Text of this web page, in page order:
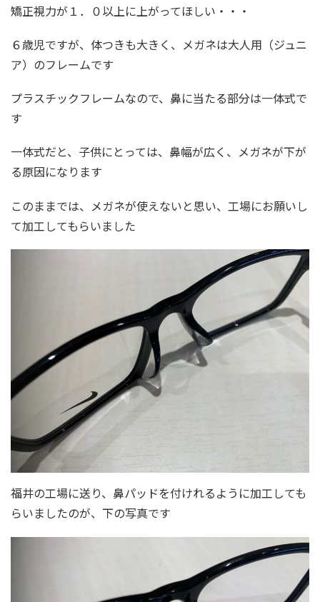
矯正視力が１．０以上に上がってほしい・・・
６歳児ですが、体つきも大きく、メガネは大人用（ジュニ
ア）のフレームです
プラスチックフレームなので、鼻に当たる部分は一体式で
す
一体式だと、子供にとっては、鼻幅が広く、メガネが下が
る原因になります
このままでは、メガネが使えないと思い、工場にお願いし
て加工してもらいました
福井の工場に送り、鼻パッドを付けれるように加工しても
らいましたのが、下の写真です